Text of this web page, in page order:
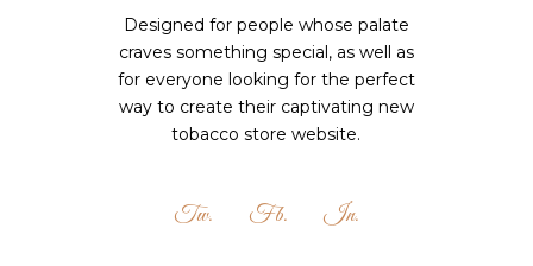
Designed for people whose palate
craves something special, as well as
for everyone looking for the perfect
way to create their captivating new
tobacco store website.
Tw. Fb. In.